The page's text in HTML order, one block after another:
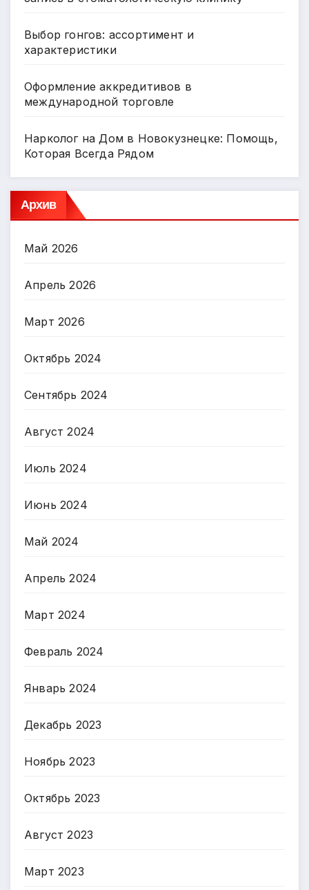
Выбор гонгов: ассортимент и
характеристики
Оформление аккредитивов в
международной торговле
Нарколог на Дом в Новокузнецке: Помощь,
Которая Всегда Рядом
Архив
Май 2026
Апрель 2026
Март 2026
Октябрь 2024
Сентябрь 2024
Август 2024
Июль 2024
Июнь 2024
Май 2024
Апрель 2024
Март 2024
Февраль 2024
Январь 2024
Декабрь 2023
Ноябрь 2023
Октябрь 2023
Август 2023
Март 2023